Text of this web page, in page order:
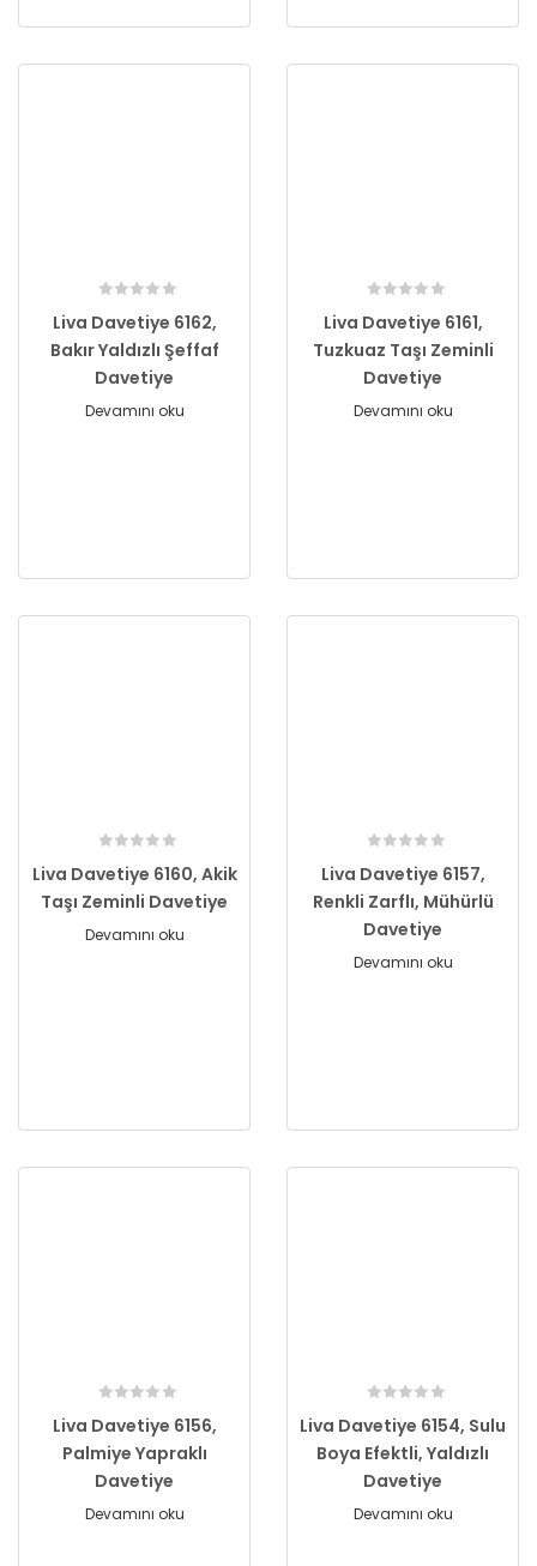
Liva Davetiye 6162,
Bakır Yaldızlı Şeffaf
Davetiye
Devamını oku
Liva Davetiye 6161,
Tuzkuaz Taşı Zeminli
Davetiye
Devamını oku
Liva Davetiye 6160, Akik
Taşı Zeminli Davetiye
Devamını oku
Liva Davetiye 6157,
Renkli Zarflı, Mühürlü
Davetiye
Devamını oku
Liva Davetiye 6156,
Palmiye Yapraklı
Davetiye
Devamını oku
Liva Davetiye 6154, Sulu
Boya Efektli, Yaldızlı
Davetiye
Devamını oku